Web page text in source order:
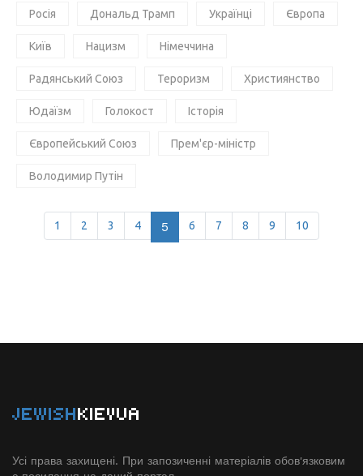
Росія Дональд Трамп Українці Європа
Київ Нацизм Німеччина
Радянський Союз Тероризм Християнство
Юдаїзм Голокост Історія
Європейський Союз Прем'єр-міністр
Володимир Путін
1 2 3 4 5 6 7 8 9 10
JEWISHKIEVUA
Усі права захищені. При запозиченні матеріалів обов'язковим